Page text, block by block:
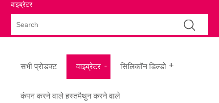
वाइब्रेटर
सभी प्रोडक्ट वाइब्रेटर सिलिकॉन डिल्डो
कंपन करने वाले हस्तमैथुन करने वाले